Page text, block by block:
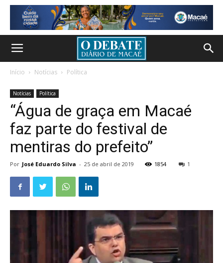
Início Notícias Política
Notícias Política
“Água de graça em Macaé
faz parte do festival de
mentiras do prefeito”
Por José Eduardo Silva - 25 de abril de 2019 1854 1